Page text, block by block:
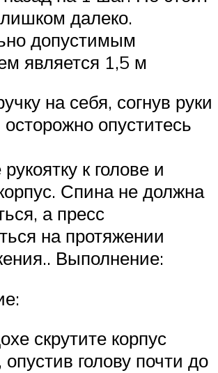
далеко.
допустимым
является 1,5 м
на себя, согнув руки
осторожно опуститесь
к голове и
Спина не должна
а пресс
на протяжении
Выполнение:
скрутите корпус
опустив голову почти до